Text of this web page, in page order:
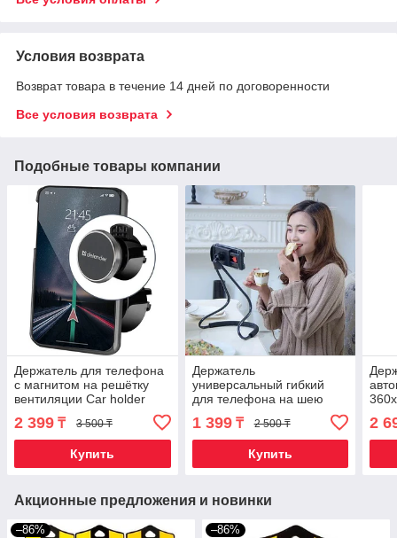
Условия возврата
Возврат товара в течение 14 дней по договоренности
Все условия возврата
Подобные товары компании
Держатель для телефона
с магнитом на решётку
вентиляции Car holder
DEFENDER
2 399 ₸ 3 500 ₸
Купить
Держатель
универсальный гибкий
для телефона на шею
(Черный)
1 399₸ 2 500 ₸
Купить
2
Акционные предложения и новинки
–86% –86%